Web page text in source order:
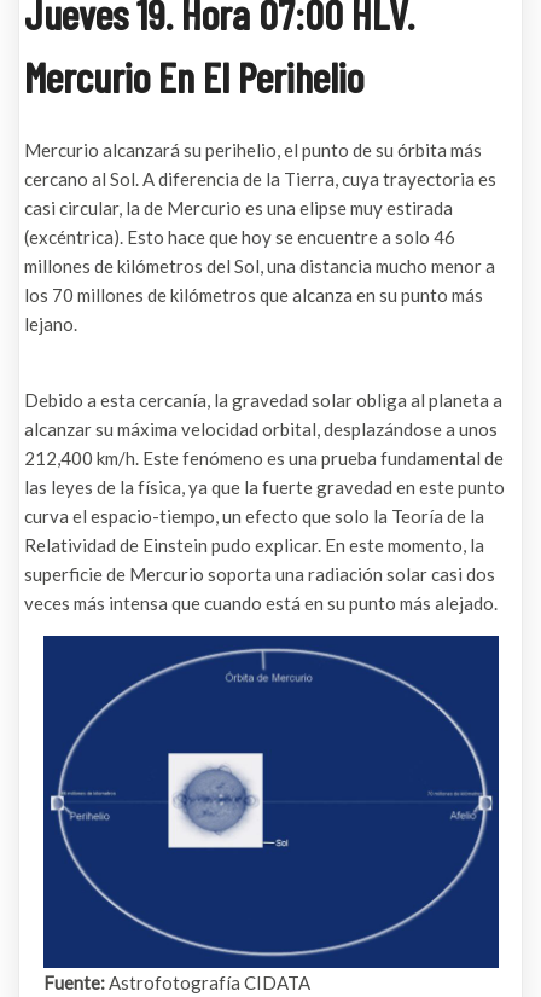
Jueves 19. Hora 07:00 HLV.
Mercurio En El Perihelio
Mercurio alcanzará su perihelio, el punto de su órbita más
cercano al Sol. A diferencia de la Tierra, cuya trayectoria es
casi circular, la de Mercurio es una elipse muy estirada
(excéntrica). Esto hace que hoy se encuentre a solo 46
millones de kilómetros del Sol, una distancia mucho menor a
los 70 millones de kilómetros que alcanza en su punto más
lejano.
Debido a esta cercanía, la gravedad solar obliga al planeta a
alcanzar su máxima velocidad orbital, desplazándose a unos
212,400 km/h. Este fenómeno es una prueba fundamental de
las leyes de la física, ya que la fuerte gravedad en este punto
curva el espacio-tiempo, un efecto que solo la Teoría de la
Relatividad de Einstein pudo explicar. En este momento, la
superficie de Mercurio soporta una radiación solar casi dos
veces más intensa que cuando está en su punto más alejado.
Fuente:Astrofotografía CIDATA